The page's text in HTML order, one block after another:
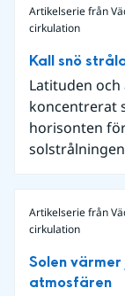
Artikelserie från
cirkulation
Kall snö
Latituden
koncentrerat
horisonten
Artikelserie från
cirkulation
Solen
atmosfären